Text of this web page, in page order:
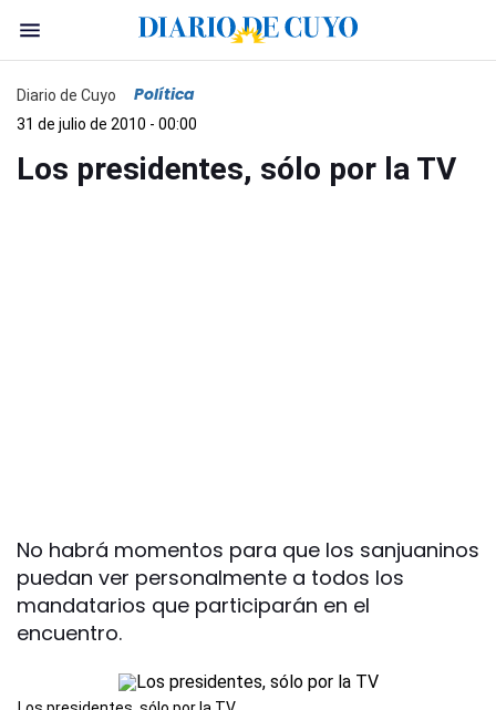
Diario de Cuyo Política
31 de julio de 2010 - 00:00
Los presidentes, sólo por la TV
No habrá momentos para que los sanjuaninos
puedan ver personalmente a todos los
mandatarios que participarán en el
encuentro.